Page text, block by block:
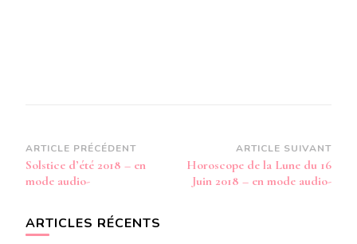
Navigation
d’article
ARTICLE PRÉCÉDENT
Solstice d’été 2018 – en
mode audio-
ARTICLE SUIVANT
Horoscope de la Lune du 16
Juin 2018 – en mode audio-
ARTICLES RÉCENTS